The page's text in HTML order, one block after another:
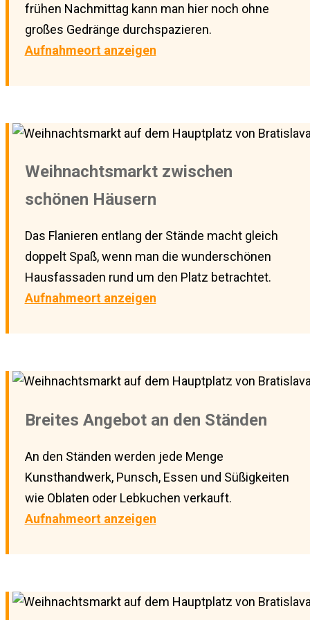
frühen Nachmittag kann man hier noch ohne
großes Gedränge durchspazieren.
Aufnahmeort anzeigen
Weihnachtsmarkt zwischen
schönen Häusern
Das Flanieren entlang der Stände macht gleich
doppelt Spaß, wenn man die wunderschönen
Hausfassaden rund um den Platz betrachtet.
Aufnahmeort anzeigen
Breites Angebot an den Ständen
An den Ständen werden jede Menge
Kunsthandwerk, Punsch, Essen und Süßigkeiten
wie Oblaten oder Lebkuchen verkauft.
Aufnahmeort anzeigen